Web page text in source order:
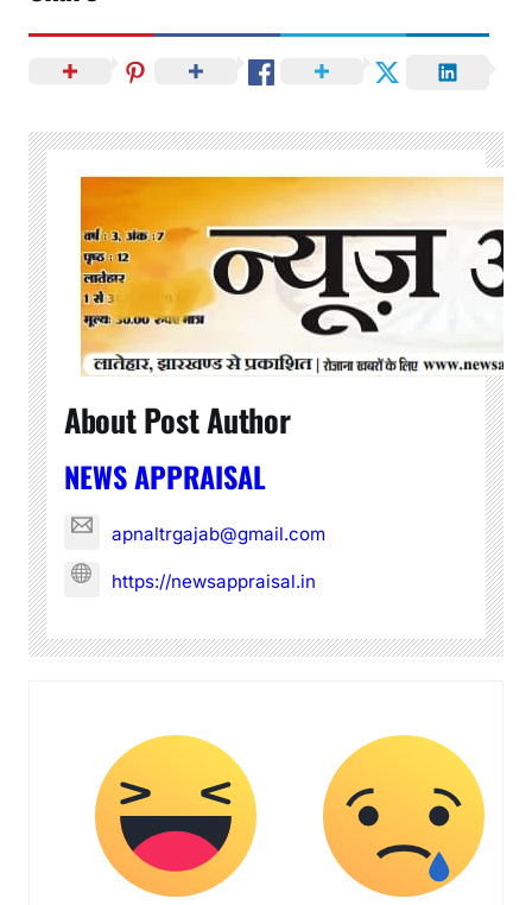
About Post Author
NEWS APPRAISAL
apnaltrgajab@gmail.com
https://newsappraisal.in